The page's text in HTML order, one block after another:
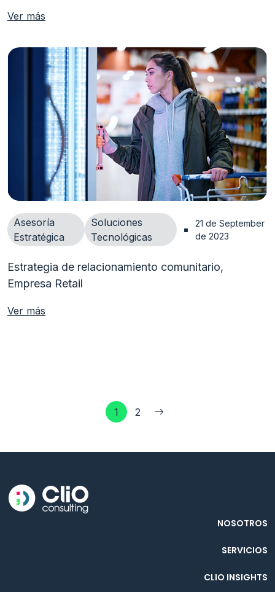
Ver más
Asesoría
Estratégica
Soluciones
Tecnológicas
21 de September
de 2023
Estrategia de relacionamiento comunitario,
Empresa Retail
Ver más
1 2
NOSOTROS
SERVICIOS
CLIO INSIGHTS